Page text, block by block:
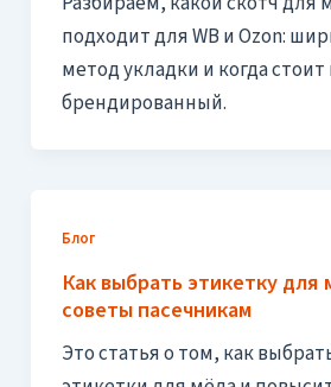
подходит для WB и Ozon:
метод укладки и когда
брендированный.
Блог
Как выбрать этикетку
советы пасечникам
Это статья о том, как